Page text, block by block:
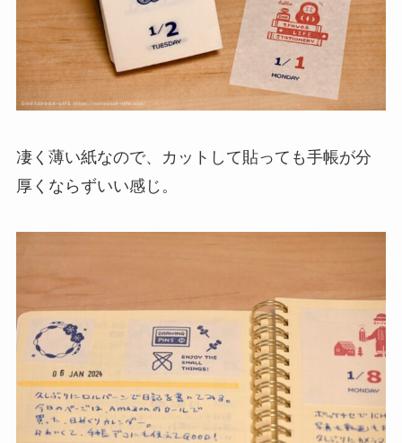
凄く薄い紙なので、カットして貼っても手帳が分
厚くならずいい感じ。